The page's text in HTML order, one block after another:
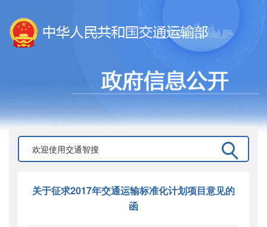
关于征求2017年交通运输标准化计划项目意见的
函